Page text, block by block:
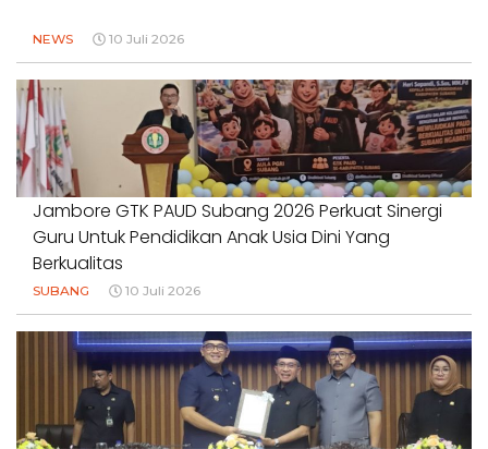
NEWS 10 Juli 2026
Jambore GTK PAUD Subang 2026 Perkuat Sinergi
Guru Untuk Pendidikan Anak Usia Dini Yang
Berkualitas
SUBANG 10 Juli 2026